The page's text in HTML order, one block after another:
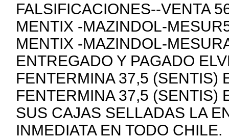
FALSIFICACIONES--VENTA
MENTIX -MAZINDOL-
MENTIX -MAZINDOL-
ENTREGADO Y PAGADO
FENTERMINA 37,5 (SENTIS)
FENTERMINA 37,5 (SENTIS)
SUS CAJAS SELLADAS LA
INMEDIATA EN TODO CHILE.